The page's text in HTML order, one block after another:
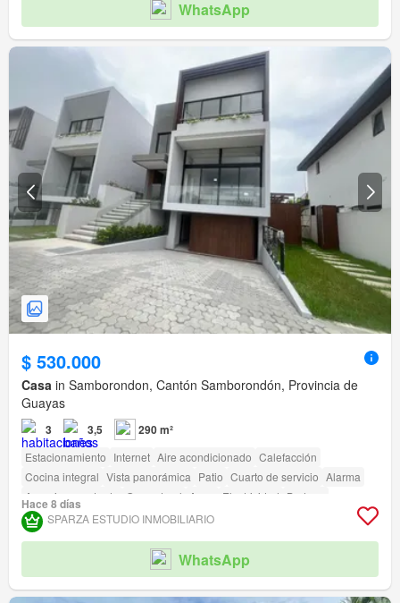
WhatsApp
$ 530.000
Casa in Samborondon, Cantón Samborondón, Provincia de
Guayas
3 3,5 290 m²
Estacionamiento Internet Aire acondicionado Calefacción
Cocina integral Vista panorámica Patio Cuarto de servicio Alarma
Armario empotrado
Gas natural Agua Electricidad Bodega
Sin amoblar Seguridad Gimnasio Piscina
Jardín
Conserje
Hace 8 días
SPARZA ESTUDIO INMOBILIARIO
WhatsApp